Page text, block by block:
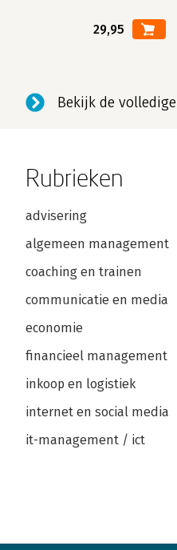
29,95
Bekijk de
Rubrieken
advisering
algemeen management
coaching en trainen
communicatie en media
economie
financieel management
inkoop en logistiek
internet en social media
it-management / ict